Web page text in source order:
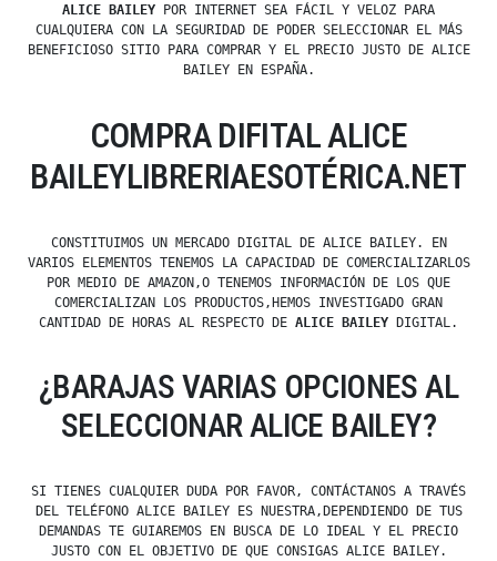
ALICE BAILEY POR INTERNET SEA FÁCIL Y VELOZ PARA
CUALQUIERA CON LA SEGURIDAD DE PODER SELECCIONAR EL MÁS
BENEFICIOSO SITIO PARA COMPRAR Y EL PRECIO JUSTO DE ALICE
BAILEY EN ESPAÑA.
COMPRA DIFITAL ALICE
BAILEYLIBRERIAESOTÉRICA.NET
CONSTITUIMOS UN MERCADO DIGITAL DE ALICE BAILEY. EN
VARIOS ELEMENTOS TENEMOS LA CAPACIDAD DE COMERCIALIZARLOS
POR MEDIO DE AMAZON,O TENEMOS INFORMACIÓN DE LOS QUE
COMERCIALIZAN LOS PRODUCTOS,HEMOS INVESTIGADO GRAN
CANTIDAD DE HORAS AL RESPECTO DE ALICE BAILEY DIGITAL.
¿BARAJAS VARIAS OPCIONES AL
SELECCIONAR ALICE BAILEY?
SI TIENES CUALQUIER DUDA POR FAVOR, CONTÁCTANOS A TRAVÉS
DEL TELÉFONO ALICE BAILEY ES NUESTRA,DEPENDIENDO DE TUS
DEMANDAS TE GUIAREMOS EN BUSCA DE LO IDEAL Y EL PRECIO
JUSTO CON EL OBJETIVO DE QUE CONSIGAS ALICE BAILEY.